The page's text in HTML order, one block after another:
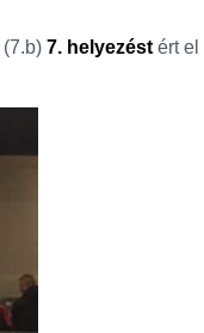
(7.b) 7. helyezést ért el